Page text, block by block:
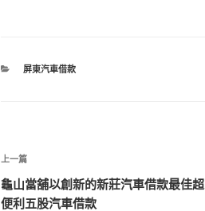
分
屏東汽車借款
文
章
上
一
篇
上一篇
龜山當舖以創新的新莊汽車借款最佳超
便利五股汽車借款